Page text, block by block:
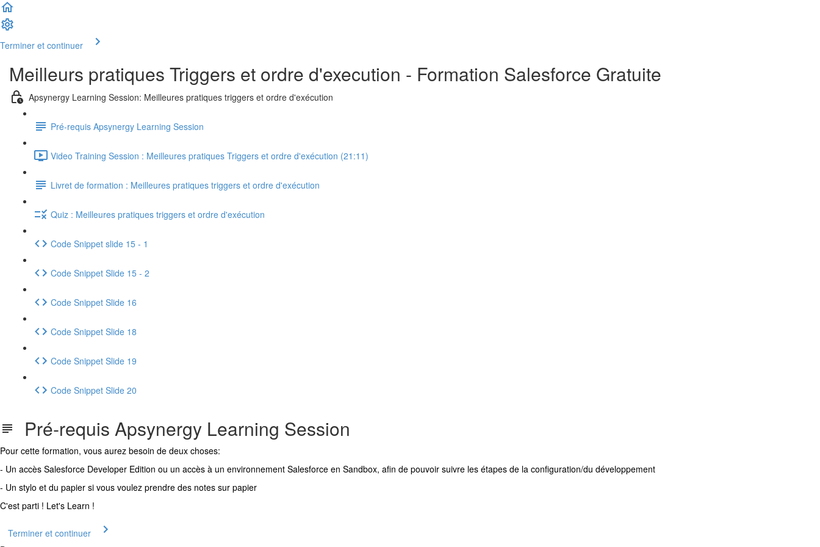
Terminer et continuer
Meilleurs pratiques Triggers et ordre d'execution - Formation Salesforce Gratuite
Apsynergy Learning Session: Meilleures pratiques triggers et ordre d'exécution
Pré-requis Apsynergy Learning Session
Video Training Session : Meilleures pratiques Triggers et ordre d'exécution (21:11)
Livret de formation : Meilleures pratiques triggers et ordre d'exécution
Quiz : Meilleures pratiques triggers et ordre d'exécution
Code Snippet slide 15 - 1
Code Snippet Slide 15 - 2
Code Snippet Slide 16
Code Snippet Slide 18
Code Snippet Slide 19
Code Snippet Slide 20
Pré-requis Apsynergy Learning Session
Pour cette formation, vous aurez besoin de deux choses:
- Un accès Salesforce Developer Edition ou un accès à un environnement Salesforce en Sandbox, afin de pouvoir suivre les étapes de la configuration/du développement
- Un stylo et du papier si vous voulez prendre des notes sur papier
C'est parti ! Let's Learn !
Terminer et continuer